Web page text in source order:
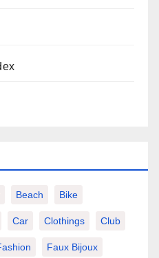
Beach Bike
Car Clothings Club
Faux Bijoux